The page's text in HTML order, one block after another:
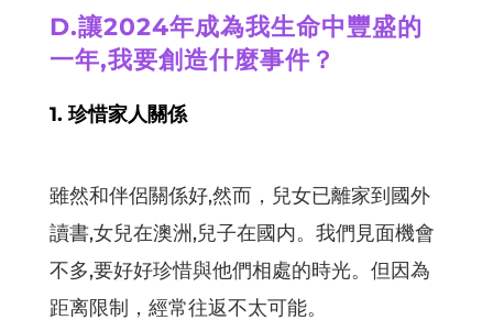
D.讓2024年成為我生命中豐盛的
一年,我要創造什麼事件？
1. 珍惜家人關係
雖然和伴侶關係好,然而，兒女已離家到國外
讀書,女兒在澳洲,兒子在國内。我們見面機會
不多,要好好珍惜與他們相處的時光。但因為
距离限制，經常往返不太可能。